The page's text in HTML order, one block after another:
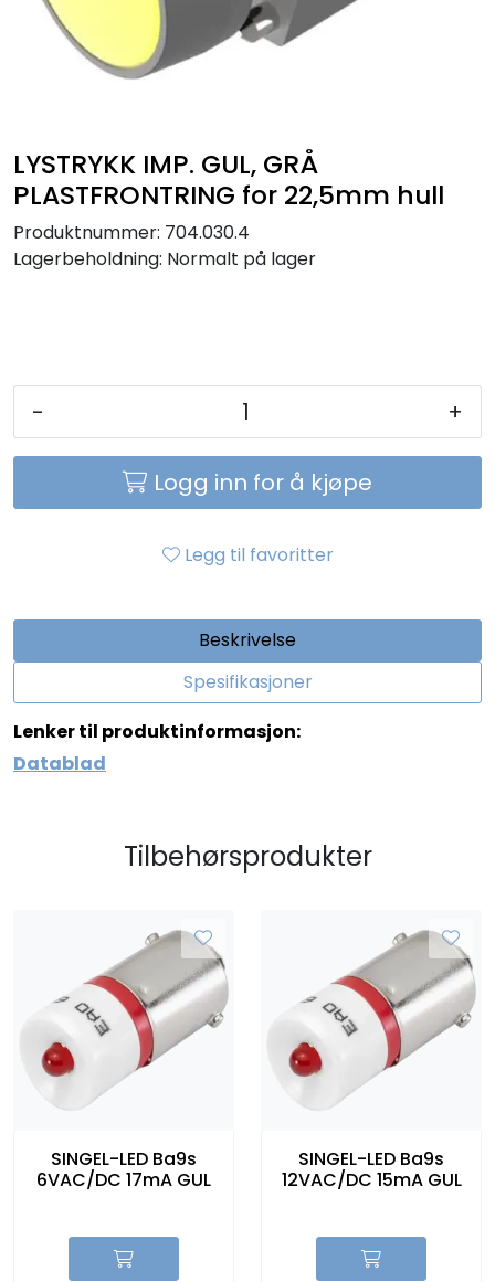
LYSTRYKK IMP. GUL, GRÅ
PLASTFRONTRING for 22,5mm hull
Produktnummer: 704.030.4
Lagerbeholdning: Normalt på lager
- +
Logg inn for å kjøpe
Legg til favoritter
Beskrivelse
Spesifikasjoner
Lenker til produktinformasjon:
Datablad
Tilbehørsprodukter
SINGEL-LED Ba9s
6VAC/DC 17mA GUL
SINGEL-LED Ba9s
12VAC/DC 15mA GUL
Sikringer
Leverandører